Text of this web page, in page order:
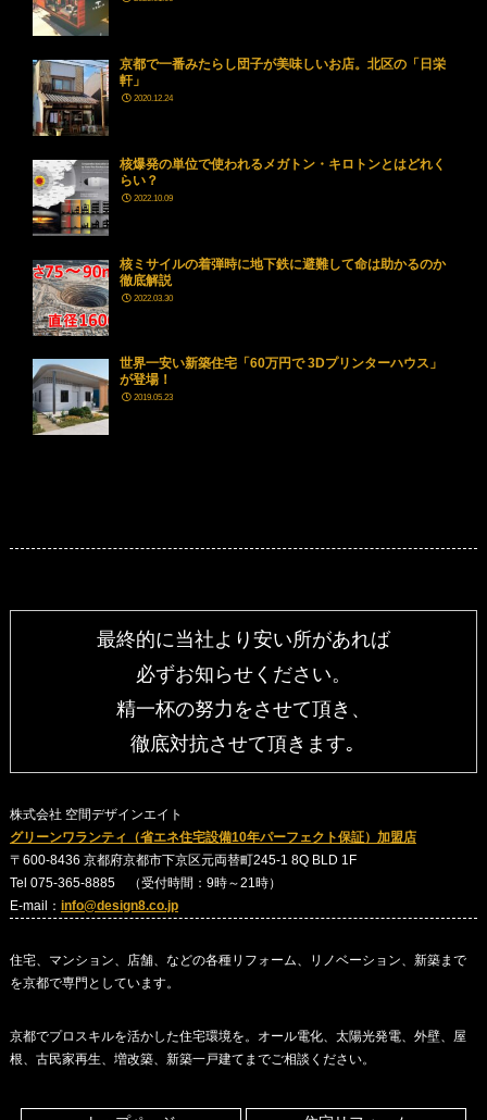
京都で一番みたらし団子が美味しいお店。北区の「日栄
軒」
2020.12.24
核爆発の単位で使われるメガトン・キロトンとはどれく
らい？
2022.10.09
核ミサイルの着弾時に地下鉄に避難して命は助かるのか
徹底解説
2022.03.30
世界一安い新築住宅「60万円で 3Dプリンターハウス」
が登場！
2019.05.23
最終的に当社より安い所があれば
必ずお知らせください。
精一杯の努力をさせて頂き、
徹底対抗させて頂きます｡
株式会社 空間デザインエイト
グリーンワランティ（省エネ住宅設備10年パーフェクト保証）加盟店
〒600-8436 京都府京都市下京区元両替町245-1 8Q BLD 1F
Tel 075-365-8885 （受付時間：9時～21時）
E-mail： info@design8.co.jp
住宅、マンション、店舗、などの各種リフォーム、リノベーション、新築まで
を京都で専門としています。
京都でプロスキルを活かした住宅環境を。オール電化、太陽光発電、外壁、屋
根、古民家再生、増改築、新築一戸建てまでご相談ください。